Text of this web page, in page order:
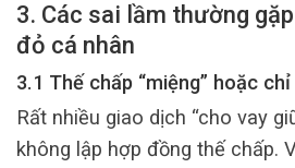
3. Các sai lầm thường
đỏ cá nhân
3.1 Thế chấp “miệng” hoặc
Rất nhiều giao dịch “cho vay
không lập hợp đồng thế chấp.